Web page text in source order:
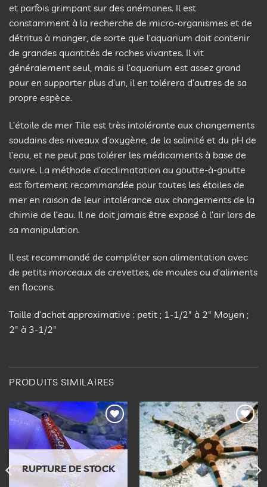
et parfois grimpant sur des anémones. Il est
constamment à la recherche de micro-organismes et de
détritus à manger, de sorte que l’aquarium doit contenir
de grandes quantités de roches vivantes. Il vit
généralement seul, mais si l’aquarium est assez grand
pour en supporter plus d’un, il en tolérera d’autres de sa
propre espèce.
L’étoile de mer Tile est très intolérante aux changements
soudains des niveaux d’oxygène, de la salinité et du pH de
l’eau, et ne peut pas tolérer les médicaments à base de
cuivre. La méthode d’acclimatation au goutte-à-goutte
est fortement recommandée pour toutes les étoiles de
mer en raison de leur intolérance aux changements de la
chimie de l’eau. Il ne doit jamais être exposé à l’air lors de
sa manipulation.
Il est recommandé de compléter son alimentation avec
de petits morceaux de crevettes, de moules ou d’aliments
en flocons.
Taille d’achat approximative : petit ; 1-1/2″ à 2″ Moyen ;
2″ à 3-1/2″
PRODUITS SIMILAIRES
Ajouter
à la
liste
d’envies
RUPTURE DE STOCK
Ajouter
à la
liste
d’envies